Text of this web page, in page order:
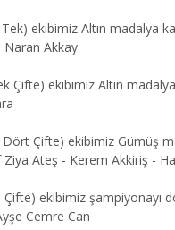
Tek) ekibimiz Altın madalya
Naran Akkay
Çifte) ekibimiz Altın
Dört Çifte) ekibimiz Gümüş
Ziya Ateş - Kerem Akkiriş -
Çifte) ekibimiz şampiyonayı
Cemre Can